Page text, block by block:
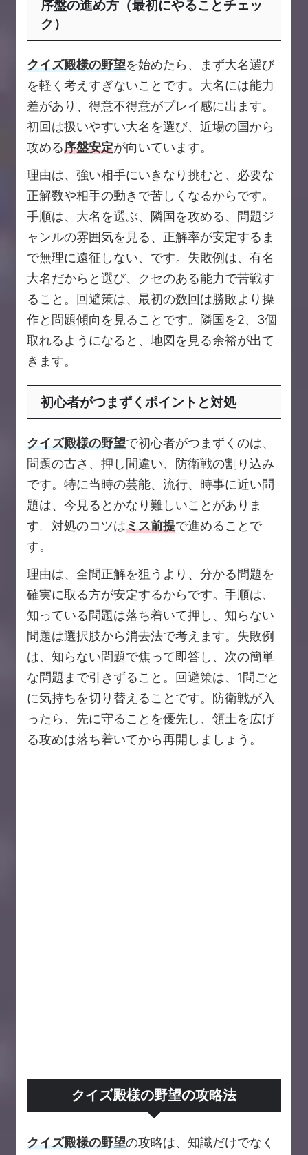
序盤の進め方（最初にやることチェッ
ク）
クイズ殿様の野望を始めたら、まず大名選び
を軽く考えすぎないことです。大名には能力
差があり、得意不得意がプレイ感に出ます。
初回は扱いやすい大名を選び、近場の国から
攻める序盤安定が向いています。
理由は、強い相手にいきなり挑むと、必要な
正解数や相手の動きで苦しくなるからです。
手順は、大名を選ぶ、隣国を攻める、問題ジ
ャンルの雰囲気を見る、正解率が安定するま
で無理に遠征しない、です。失敗例は、有名
大名だからと選び、クセのある能力で苦戦す
ること。回避策は、最初の数回は勝敗より操
作と問題傾向を見ることです。隣国を2、3個
取れるようになると、地図を見る余裕が出て
きます。
初心者がつまずくポイントと対処
クイズ殿様の野望で初心者がつまずくのは、
問題の古さ、押し間違い、防衛戦の割り込み
です。特に当時の芸能、流行、時事に近い問
題は、今見るとかなり難しいことがありま
す。対処のコツはミス前提で進めることで
す。
理由は、全問正解を狙うより、分かる問題を
確実に取る方が安定するからです。手順は、
知っている問題は落ち着いて押し、知らない
問題は選択肢から消去法で考えます。失敗例
は、知らない問題で焦って即答し、次の簡単
な問題まで引きずること。回避策は、1問ごと
に気持ちを切り替えることです。防衛戦が入
ったら、先に守ることを優先し、領土を広げ
る攻めは落ち着いてから再開しましょう。
クイズ殿様の野望の攻略法
クイズ殿様の野望の攻略は、知識だけでなく